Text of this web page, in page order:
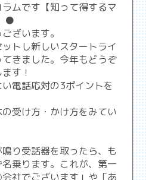
ムです【知って得するマ
●
ざいます。
トし新しいスタートライ
きました。今年もどうぞ
す！
電話応対の3ポイントを
受け方・かけ方をみてい
り受話器を取ったら、も
乗ります。これが、第一
社でございます」や「あ